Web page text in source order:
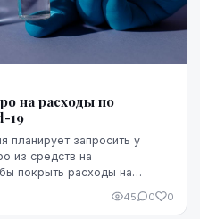
на расходы по
19
планирует запросить у
из средств на
покрыть расходы на
45 0 0